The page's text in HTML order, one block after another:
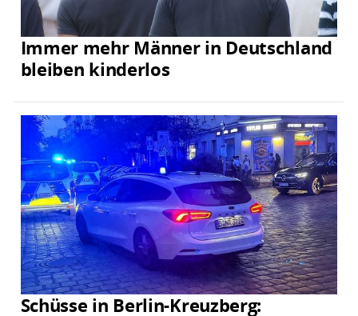
Immer mehr Männer in Deutschland
bleiben kinderlos
Schüsse in Berlin-Kreuzberg: